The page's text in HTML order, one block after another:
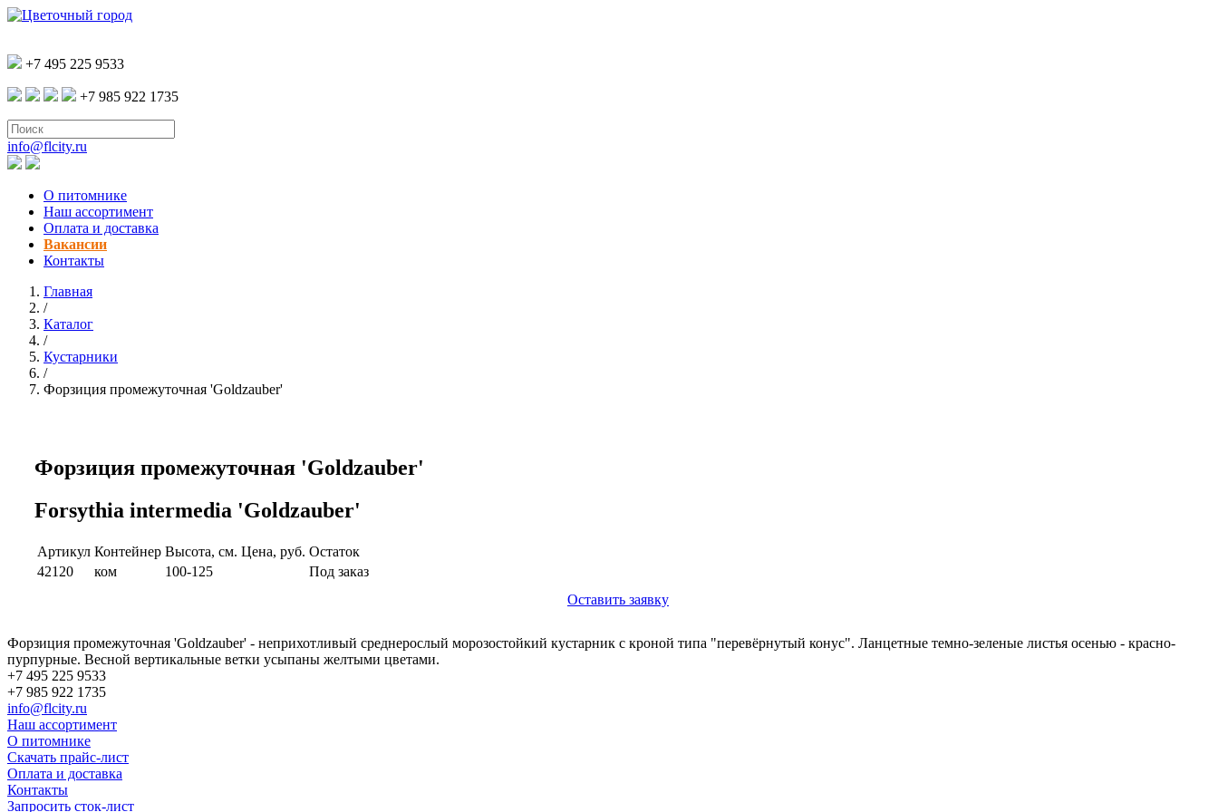
+7 495 225 9533
+7 985 922 1735
info@flcity.ru
О питомнике
Наш ассортимент
Оплата и доставка
Вакансии
Контакты
Главная
/
Каталог
/
Кустарники
/
Форзиция промежуточная 'Goldzauber'
Форзиция промежуточная 'Goldzauber'
Forsythia intermedia 'Goldzauber'
Артикул Контейнер Высота, см. Цена, руб. Остаток
42120
ком 100-125
Под заказ
Оставить заявку
Форзиция промежуточная 'Goldzauber' - неприхотливый среднерослый морозостойкий кустарник с кроной типа "перевёрнутый конус". Ланцетные темно-зеленые листья осенью - красно-
пурпурные. Весной вертикальные ветки усыпаны желтыми цветами.
+7 495 225 9533
+7 985 922 1735
info@flcity.ru
Наш ассортимент
О питомнике
Скачать прайс-лист
Оплата и доставка
Контакты
Запросить сток-лист